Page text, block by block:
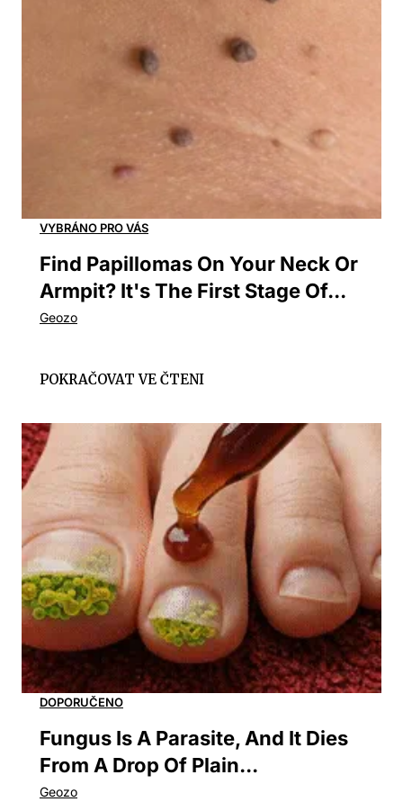
Find Papillomas On Your Neck Or
Armpit? It's The First Stage Of...
Fungus Is A Parasite, And It Dies
From A Drop Of Plain...